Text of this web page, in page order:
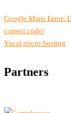
Google Maps Error:
correct code!
Yacal micro hosting
Partners